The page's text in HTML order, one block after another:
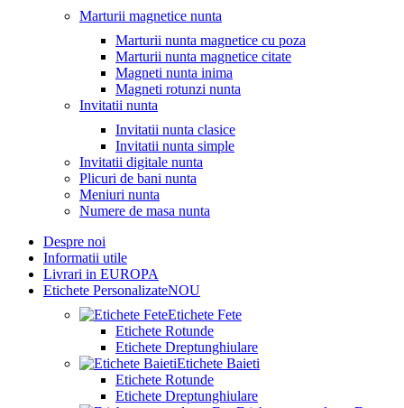
Marturii magnetice nunta
Marturii nunta magnetice cu poza
Marturii nunta magnetice citate
Magneti nunta inima
Magneti rotunzi nunta
Invitatii nunta
Invitatii nunta clasice
Invitatii nunta simple
Invitatii digitale nunta
Plicuri de bani nunta
Meniuri nunta
Numere de masa nunta
Despre noi
Informatii utile
Livrari in EUROPA
Etichete PersonalizateNOU
Etichete Fete
Etichete Rotunde
Etichete Dreptunghiulare
Etichete Baieti
Etichete Rotunde
Etichete Dreptunghiulare